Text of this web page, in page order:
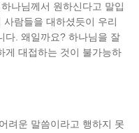
나님께서 원하신다고 말입
람들을 대하셨듯이 우리
다. 왜일까요? 하나님을 잘
게 대접하는 것이 불가능하
려운 말씀이라고 행하지 못